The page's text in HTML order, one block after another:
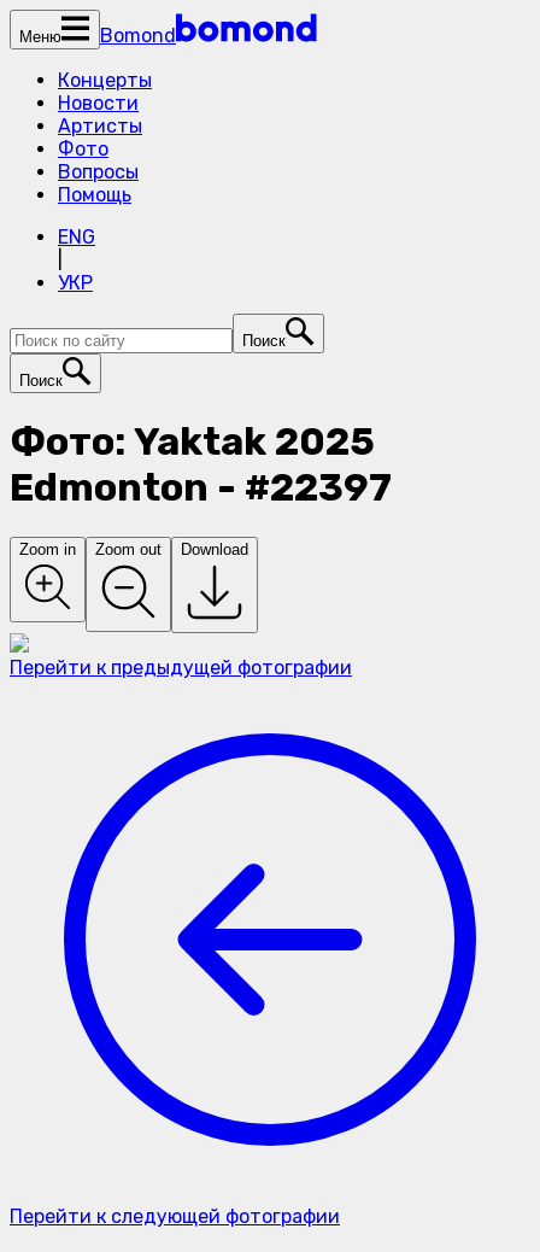
Меню
Bomond
Концерты
Новости
Артисты
Фото
Вопросы
Помощь
ENG
УКР
Поиск
Поиск
Фото: Yaktak 2025
Edmonton - #22397
Zoom in Zoom out Download
Перейти к предыдущей фотографии
Перейти к следующей фотографии